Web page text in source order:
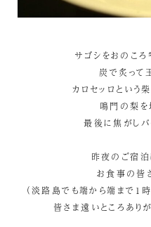
サゴシをおのこ
炭で炙って
カロセッロという
鳴門の梨を
最後に焦がしバ
昨夜のご宿泊
お食事の皆
（淡路島でも端から端まで１
皆さま遠いところあり